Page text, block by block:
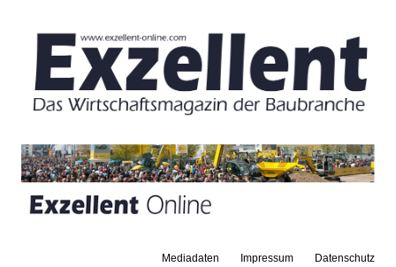
Mediadaten Impressum Datenschutz